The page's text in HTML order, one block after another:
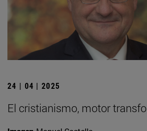
24 | 04 | 2025
El cristianismo, motor